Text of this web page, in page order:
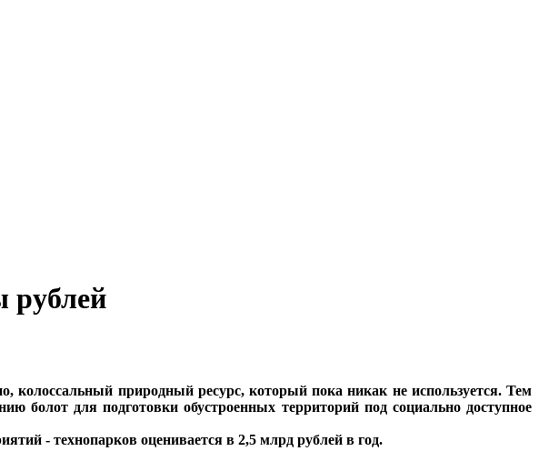
рублей
колоссальный природный ресурс, который пока никак не используется. Тем
болот для подготовки обустроенных территорий под социально доступное
- технопарков оценивается в 2,5 млрд рублей в год.